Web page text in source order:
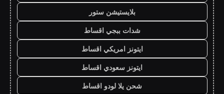
بلايستيشن ستور
شدات ببجي اقساط
ايتونز امريكي اقساط
ايتونز سعودي اقساط
شحن يلا لودو اقساط